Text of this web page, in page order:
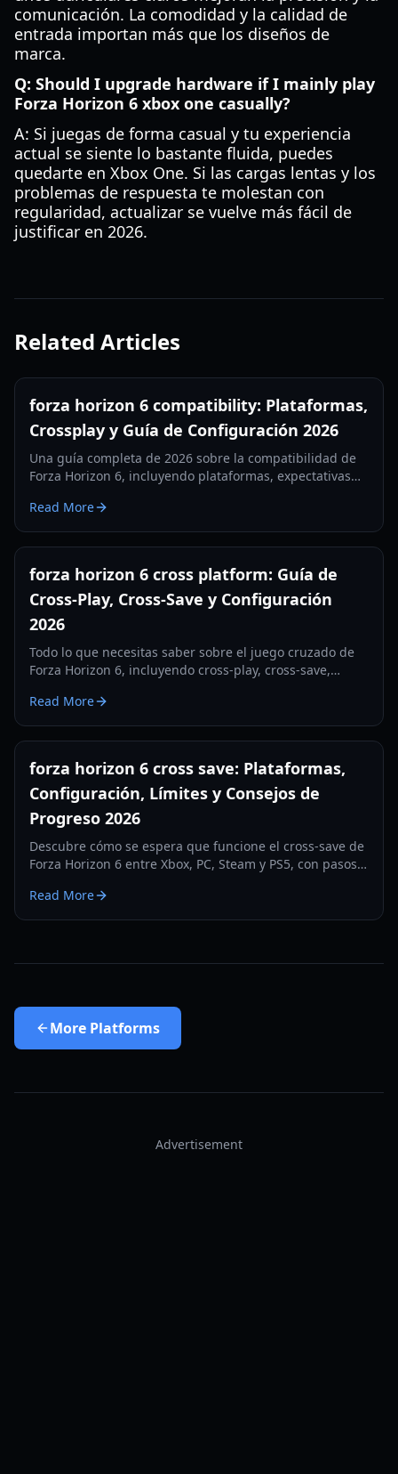
comunicación. La comodidad y la calidad de
entrada importan más que los diseños de
marca.
Q: Should I upgrade hardware if I mainly play
Forza Horizon 6 xbox one casually?
A: Si juegas de forma casual y tu experiencia
actual se siente lo bastante fluida, puedes
quedarte en Xbox One. Si las cargas lentas y los
problemas de respuesta te molestan con
regularidad, actualizar se vuelve más fácil de
justificar en 2026.
Related Articles
forza horizon 6 compatibility: Plataformas,
Crossplay y Guía de Configuración 2026
Una guía completa de 2026 sobre la compatibilidad de
Forza Horizon 6, incluyendo plataformas, expectativas
de configuración antes del lanzamiento.
Read More
forza horizon 6 cross platform: Guía de
Cross-Play, Cross-Save y Configuración
2026
Todo lo que necesitas saber sobre el juego cruzado de
Forza Horizon 6, incluyendo cross-play, cross-save,
de configuración para 2026.
Read More
forza horizon 6 cross save: Plataformas,
Configuración, Límites y Consejos de
Progreso 2026
Descubre cómo se espera que funcione el cross-save de
Forza Horizon 6 entre Xbox, PC, Steam y PS5, con pasos
recomendaciones de seguridad de progreso para 2026.
Read More
More Platforms
Advertisement